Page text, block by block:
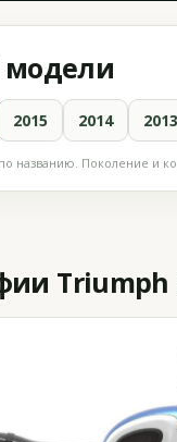
модели
2015 2014 2013
названию. Поколение и
Triumph